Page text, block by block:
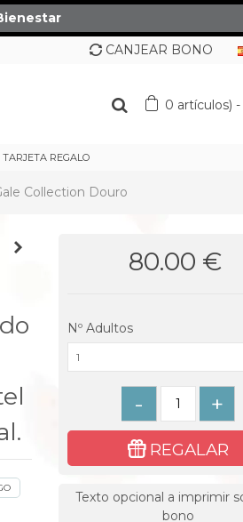
CANJEAR BONO
0 artículos) -
TARJETA REGALO
Collection Douro
80.00 €
Nº Adultos
1
- +
REGALAR
Texto opcional a imprimir
bono